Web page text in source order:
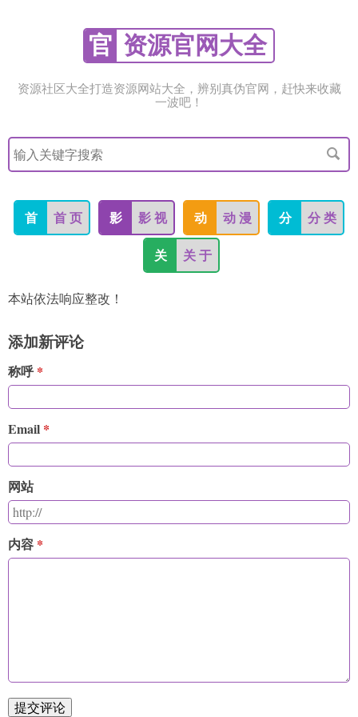
官 资源官网大全
资源社区大全打造资源网站大全，辨别真伪官网，赶快来收藏
一波吧！
搜
索
关
字
首 首 页 影 影 视 动 动 漫 分 分 类
关 关 于
本站依法响应整改！
添加新评论
称呼
Email
网站
内容
提交评论